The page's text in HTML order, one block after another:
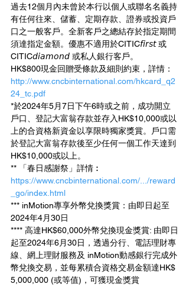
過去12個月內未曾於本行以個人或聯名名義持
有任何往來、儲蓄、定期存款、證券或投資戶
口之一般客戶。全新客戶之總結存於指定期間
須達指定金額。優惠不適用於CITIC𝘧𝘪𝘳𝘴𝘵 或
CITIC𝘥𝘪𝘢𝘮𝘰𝘯𝘥 或私人銀行客戶。
HK$800現金回贈受條款及細則約束，詳情：
http://www.cncbinternational.com/hkcard_q2
24_tc.pdf
*於2024年5月7日下午6時或之前，成功開立
戶口、登記大富翁存款並存入HK$10,000或以
上的合資格新資金以享限時獨家獎賞。戶口需
於登記大富翁存款後至少任何一個工作天達到
HK$10,000或以上。
** 「春日感謝祭」詳情︰
https://www.cncbinternational.com/.../reward
_go/index.html
*** inMotion專享外幣兌換獎賞：由即日起至
2024年4月30日
**** 高達HK$60,000外幣兌換現金獎賞: 由即日
起至2024年6月30日，透過分行、電話理財專
線、網上理財服務及 inMotion動感銀行完成外
幣兌換交易，並每累積合資格交易金額達HK$
5,000,000 (或等值)，可獲現金獎賞